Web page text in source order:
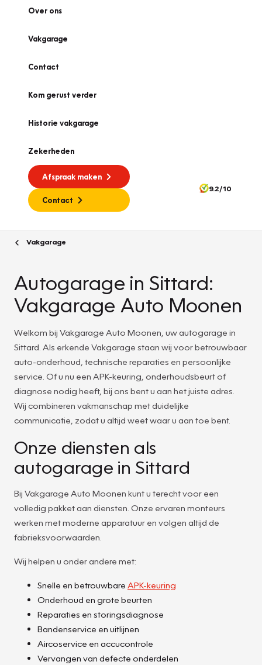
Over ons
Vakgarage
Contact
Kom gerust verder
Historie vakgarage
Zekerheden
Afspraak maken
Contact
9.2/10
Vakgarage
Autogarage in Sittard:
Vakgarage Auto Moonen
Welkom bij Vakgarage Auto Moonen, uw autogarage in
Sittard. Als erkende Vakgarage staan wij voor betrouwbaar
auto-onderhoud, technische reparaties en persoonlijke
service. Of u nu een APK-keuring, onderhoudsbeurt of
diagnose nodig heeft, bij ons bent u aan het juiste adres.
Wij combineren vakmanschap met duidelijke
communicatie, zodat u altijd weet waar u aan toe bent.
Onze diensten als
autogarage in Sittard
Bij Vakgarage Auto Moonen kunt u terecht voor een
volledig pakket aan diensten. Onze ervaren monteurs
werken met moderne apparatuur en volgen altijd de
fabrieksvoorwaarden.
Wij helpen u onder andere met:
Snelle en betrouwbare APK-keuring
Onderhoud en grote beurten
Reparaties en storingsdiagnose
Bandenservice en uitlijnen
Aircoservice en accucontrole
Vervangen van defecte onderdelen